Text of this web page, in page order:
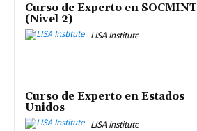
Curso de Experto en SOCMINT
(Nivel 2)
LISA Institute
Curso de Experto en Estados
Unidos
LISA Institute